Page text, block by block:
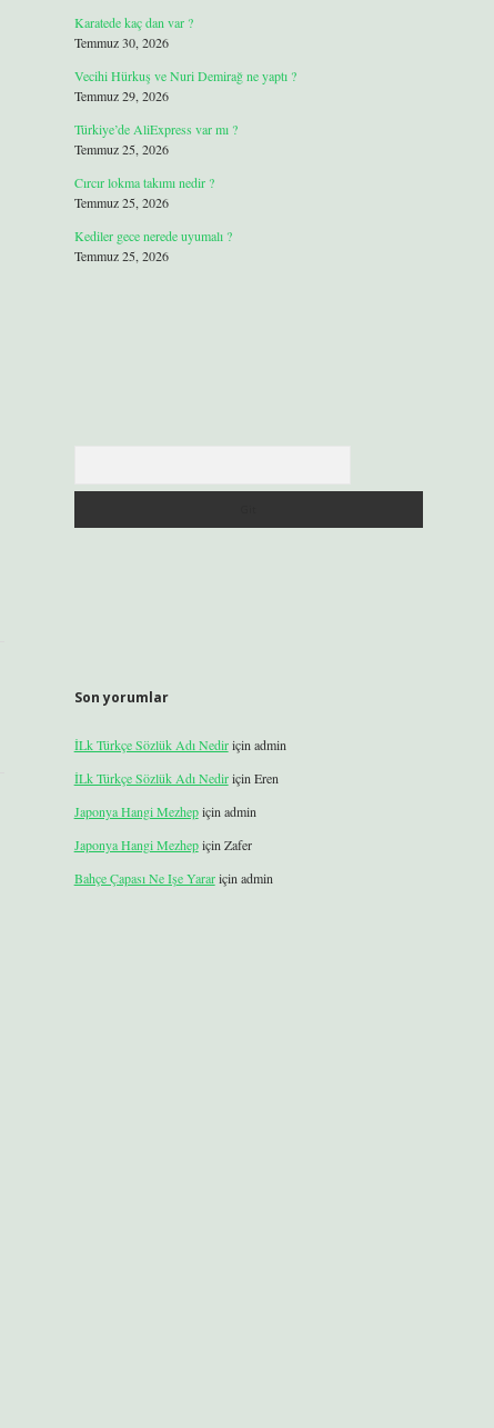
Karatede kaç dan var ?
Temmuz 30, 2026
Vecihi Hürkuş ve Nuri Demirağ ne yaptı ?
Temmuz 29, 2026
Türkiye’de AliExpress var mı ?
Temmuz 25, 2026
Cırcır lokma takımı nedir ?
Temmuz 25, 2026
Kediler gece nerede uyumalı ?
Temmuz 25, 2026
Son yorumlar
İLk Türkçe Sözlük Adı Nediriçin admin
İLk Türkçe Sözlük Adı Nediriçin Eren
Japonya Hangi Mezhepiçin admin
Japonya Hangi Mezhepiçin Zafer
Bahçe Çapası Ne Işe Yarariçin admin